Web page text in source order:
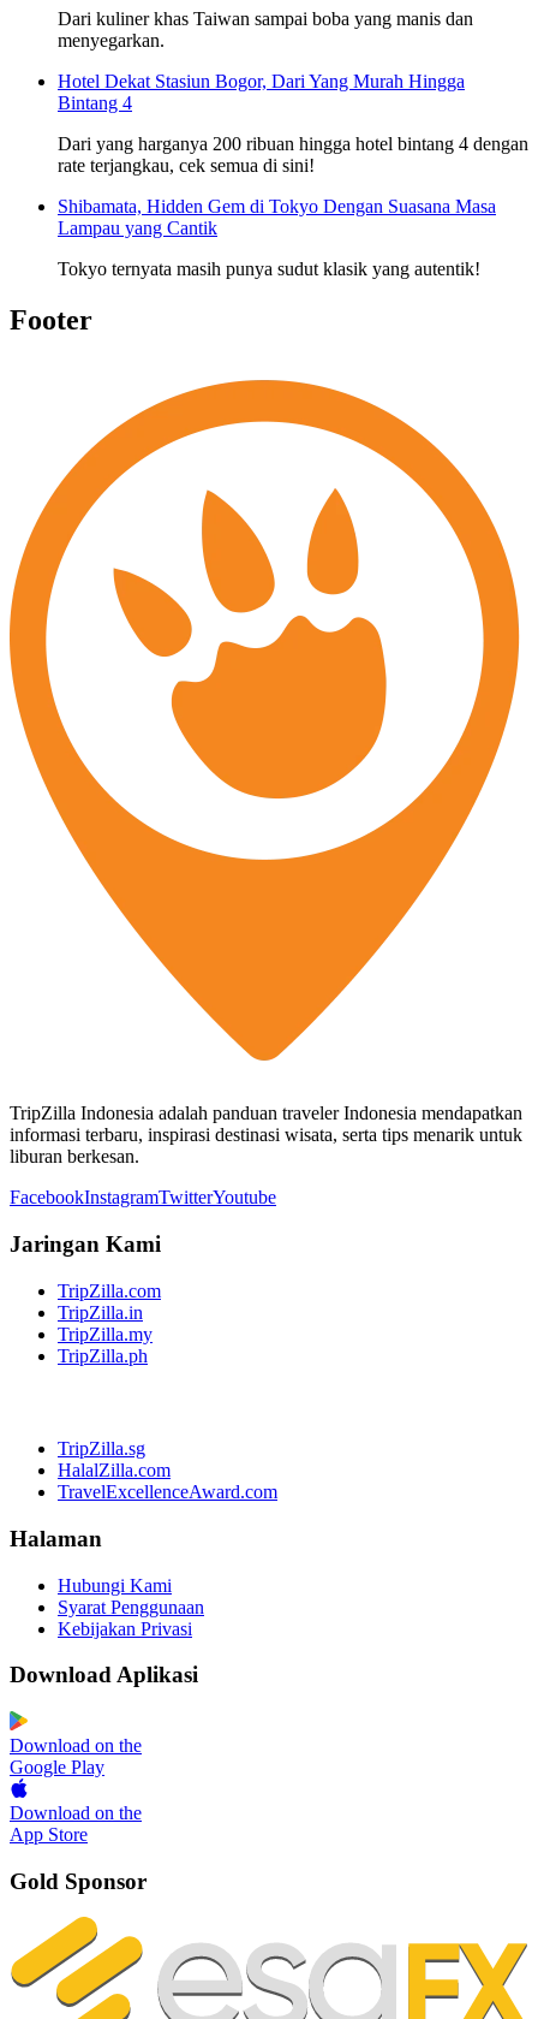
Dari kuliner khas Taiwan sampai boba yang manis dan
menyegarkan.
Hotel Dekat Stasiun Bogor, Dari Yang Murah Hingga
Bintang 4
Dari yang harganya 200 ribuan hingga hotel bintang 4 dengan
rate terjangkau, cek semua di sini!
Shibamata, Hidden Gem di Tokyo Dengan Suasana Masa
Lampau yang Cantik
Tokyo ternyata masih punya sudut klasik yang autentik!
Footer
TripZilla Indonesia adalah panduan traveler Indonesia mendapatkan
informasi terbaru, inspirasi destinasi wisata, serta tips menarik untuk
liburan berkesan.
FacebookInstagramTwitterYoutube
Jaringan Kami
TripZilla.com
TripZilla.in
TripZilla.my
TripZilla.ph
TripZilla.sg
HalalZilla.com
TravelExcellenceAward.com
Halaman
Hubungi Kami
Syarat Penggunaan
Kebijakan Privasi
Download Aplikasi
Download on the
Google Play
Download on the
App Store
Gold Sponsor